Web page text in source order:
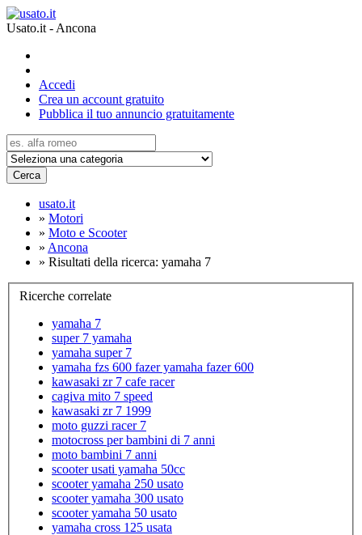
Usato.it - Ancona
Accedi
Crea un account gratuito
Pubblica il tuo annuncio gratuitamente
Cerca
usato.it
» Motori
» Moto e Scooter
» Ancona
» Risultati della ricerca: yamaha 7
Ricerche correlate
yamaha 7
super 7 yamaha
yamaha super 7
yamaha fzs 600 fazer yamaha fazer 600
kawasaki zr 7 cafe racer
cagiva mito 7 speed
kawasaki zr 7 1999
moto guzzi racer 7
motocross per bambini di 7 anni
moto bambini 7 anni
scooter usati yamaha 50cc
scooter yamaha 250 usato
scooter yamaha 300 usato
scooter yamaha 50 usato
yamaha cross 125 usata